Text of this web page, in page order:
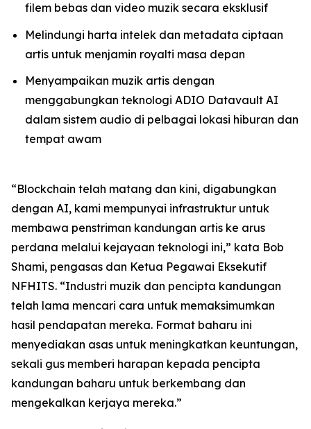
filem bebas dan video muzik secara eksklusif
Melindungi harta intelek dan metadata ciptaan
artis untuk menjamin royalti masa depan
Menyampaikan muzik artis dengan
menggabungkan teknologi ADIO Datavault AI
dalam sistem audio di pelbagai lokasi hiburan dan
tempat awam
“Blockchain telah matang dan kini, digabungkan
dengan AI, kami mempunyai infrastruktur untuk
membawa penstriman kandungan artis ke arus
perdana melalui kejayaan teknologi ini,” kata Bob
Shami, pengasas dan Ketua Pegawai Eksekutif
NFHITS. “Industri muzik dan pencipta kandungan
telah lama mencari cara untuk memaksimumkan
hasil pendapatan mereka. Format baharu ini
menyediakan asas untuk meningkatkan keuntungan,
sekali gus memberi harapan kepada pencipta
kandungan baharu untuk berkembang dan
mengekalkan kerjaya mereka.”